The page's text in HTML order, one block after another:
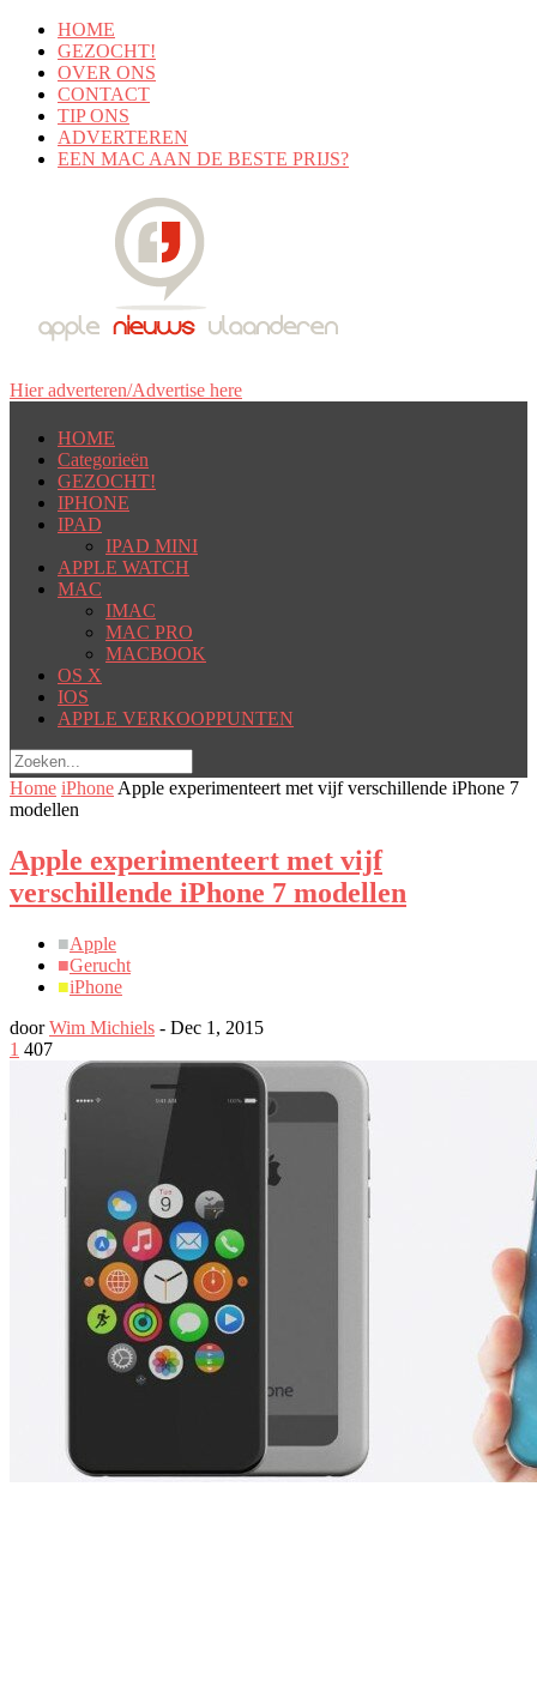
HOME
GEZOCHT!
OVER ONS
CONTACT
TIP ONS
ADVERTEREN
EEN MAC AAN DE BESTE PRIJS?
Hier adverteren/Advertise here
HOME
Categorieën
GEZOCHT!
IPHONE
IPAD
IPAD MINI
APPLE WATCH
MAC
IMAC
MAC PRO
MACBOOK
OS X
IOS
APPLE VERKOOPPUNTEN
Home iPhone Apple experimenteert met vijf verschillende iPhone 7
modellen
Apple experimenteert met vijf
verschillende iPhone 7 modellen
■Apple
■Gerucht
■iPhone
doorWim Michiels - Dec 1, 2015
1 407